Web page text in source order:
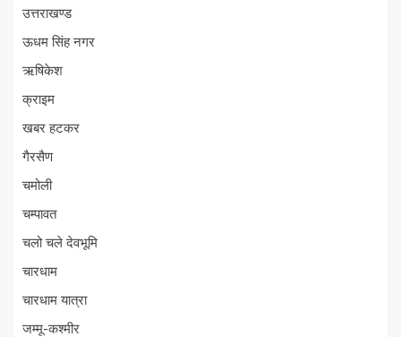
उत्तराखण्ड
ऊधम सिंह नगर
ऋषिकेश
क्राइम
खबर हटकर
गैरसैण
चमोली
चम्पावत
चलो चले देवभूमि
चारधाम
चारधाम यात्रा
जम्मू-कश्मीर